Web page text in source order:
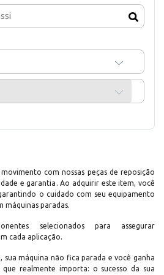
com nossas peças de reposição
e garantia. Ao adquirir este item, você
o cuidado com seu equipamento
máquinas paradas.
selecionados para assegurar
cada aplicação.
sua máquina não fica parada e você ganha
realmente importa: o sucesso da sua